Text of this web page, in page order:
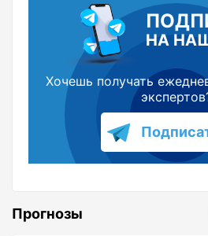
НА
Хочешь получать
Прогнозы